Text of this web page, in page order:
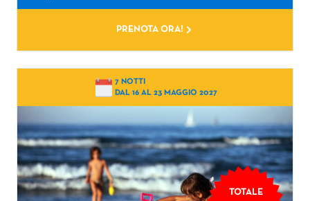
PRENOTA ORA!
7 NOTTI
DAL 16 AL 23 MAGGIO 2027
TOTALE